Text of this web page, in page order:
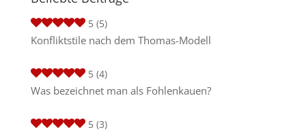
5 (5)
Konfliktstile nach dem Thomas-Modell
5 (4)
Was bezeichnet man als Fohlenkauen?
5 (3)